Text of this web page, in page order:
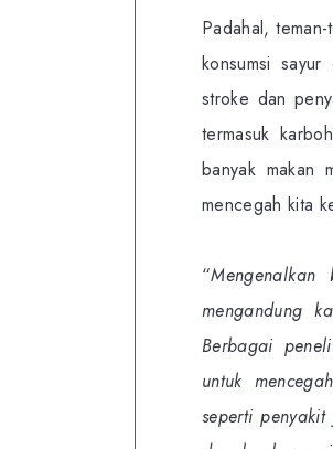
Padahal,
konsumsi
stroke dan
termasuk
banyak makan
mencegah kita
“
mengandung
Berbagai
untuk
seperti